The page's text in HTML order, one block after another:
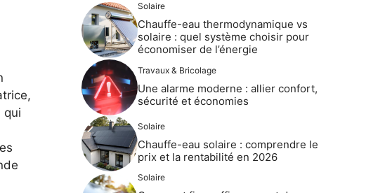
qui
Solaire
Chauffe-eau thermodynamique vs
solaire : quel système choisir pour
économiser de l’énergie
Travaux & Bricolage
Une alarme moderne : allier confort,
sécurité et économies
Solaire
Chauffe-eau solaire : comprendre le
prix et la rentabilité en 2026
Solaire